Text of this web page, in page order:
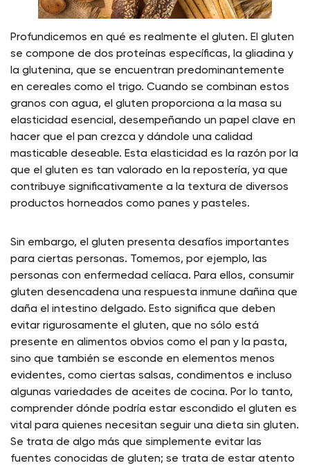
Profundicemos en qué es realmente el gluten. El gluten
se compone de dos proteínas específicas, la gliadina y
la glutenina, que se encuentran predominantemente
en cereales como el trigo. Cuando se combinan estos
granos con agua, el gluten proporciona a la masa su
elasticidad esencial, desempeñando un papel clave en
hacer que el pan crezca y dándole una calidad
masticable deseable. Esta elasticidad es la razón por la
que el gluten es tan valorado en la repostería, ya que
contribuye significativamente a la textura de diversos
productos horneados como panes y pasteles.
Sin embargo, el gluten presenta desafíos importantes
para ciertas personas. Tomemos, por ejemplo, las
personas con enfermedad celíaca. Para ellos, consumir
gluten desencadena una respuesta inmune dañina que
daña el intestino delgado. Esto significa que deben
evitar rigurosamente el gluten, que no sólo está
presente en alimentos obvios como el pan y la pasta,
sino que también se esconde en elementos menos
evidentes, como ciertas salsas, condimentos e incluso
algunas variedades de aceites de cocina. Por lo tanto,
comprender dónde podría estar escondido el gluten es
vital para quienes necesitan seguir una dieta sin gluten.
Se trata de algo más que simplemente evitar las
fuentes conocidas de gluten; se trata de estar atento